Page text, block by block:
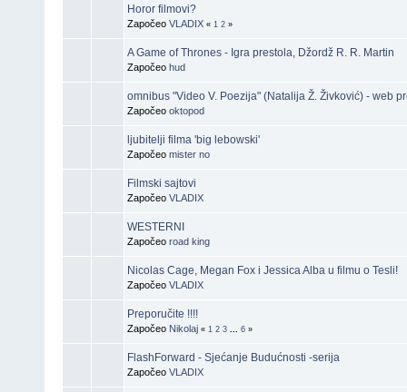
Horor filmovi?
Započeo VLADIX « 1 2 »
A Game of Thrones - Igra prestola, Džordž R. R. Martin
Započeo hud
omnibus "Video V. Poezija" (Natalija Ž. Živković) - web
Započeo oktopod
ljubitelji filma 'big lebowski'
Započeo mister no
Filmski sajtovi
Započeo VLADIX
WESTERNI
Započeo road king
Nicolas Cage, Megan Fox i Jessica Alba u filmu o Tesli!
Započeo VLADIX
Preporučite !!!!
Započeo Nikolaj « 1 2 3 6 »
FlashForward - Sjećanje Budućnosti -serija
Započeo VLADIX